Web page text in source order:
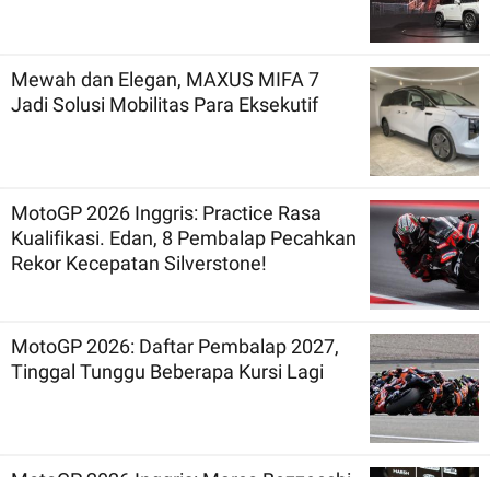
Mewah dan Elegan, MAXUS MIFA 7
Jadi Solusi Mobilitas Para Eksekutif
MotoGP 2026 Inggris: Practice Rasa
Kualifikasi. Edan, 8 Pembalap Pecahkan
Rekor Kecepatan Silverstone!
MotoGP 2026: Daftar Pembalap 2027,
Tinggal Tunggu Beberapa Kursi Lagi